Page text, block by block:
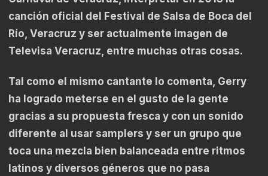
canción oficial del Festival de Salsa de Boca del
Río, Veracruz y ser actualmente imagen de
Televisa Veracruz, entre muchas otras cosas.
Tal como el mismo cantante lo comenta, Gerry
ha logrado meterse en el gusto de la gente
gracias a su propuesta fresca y con un sonido
diferente al usar samplers y ser un grupo que
toca una mezcla bien balanceada entre ritmos
latinos y diversos géneros que no pasa